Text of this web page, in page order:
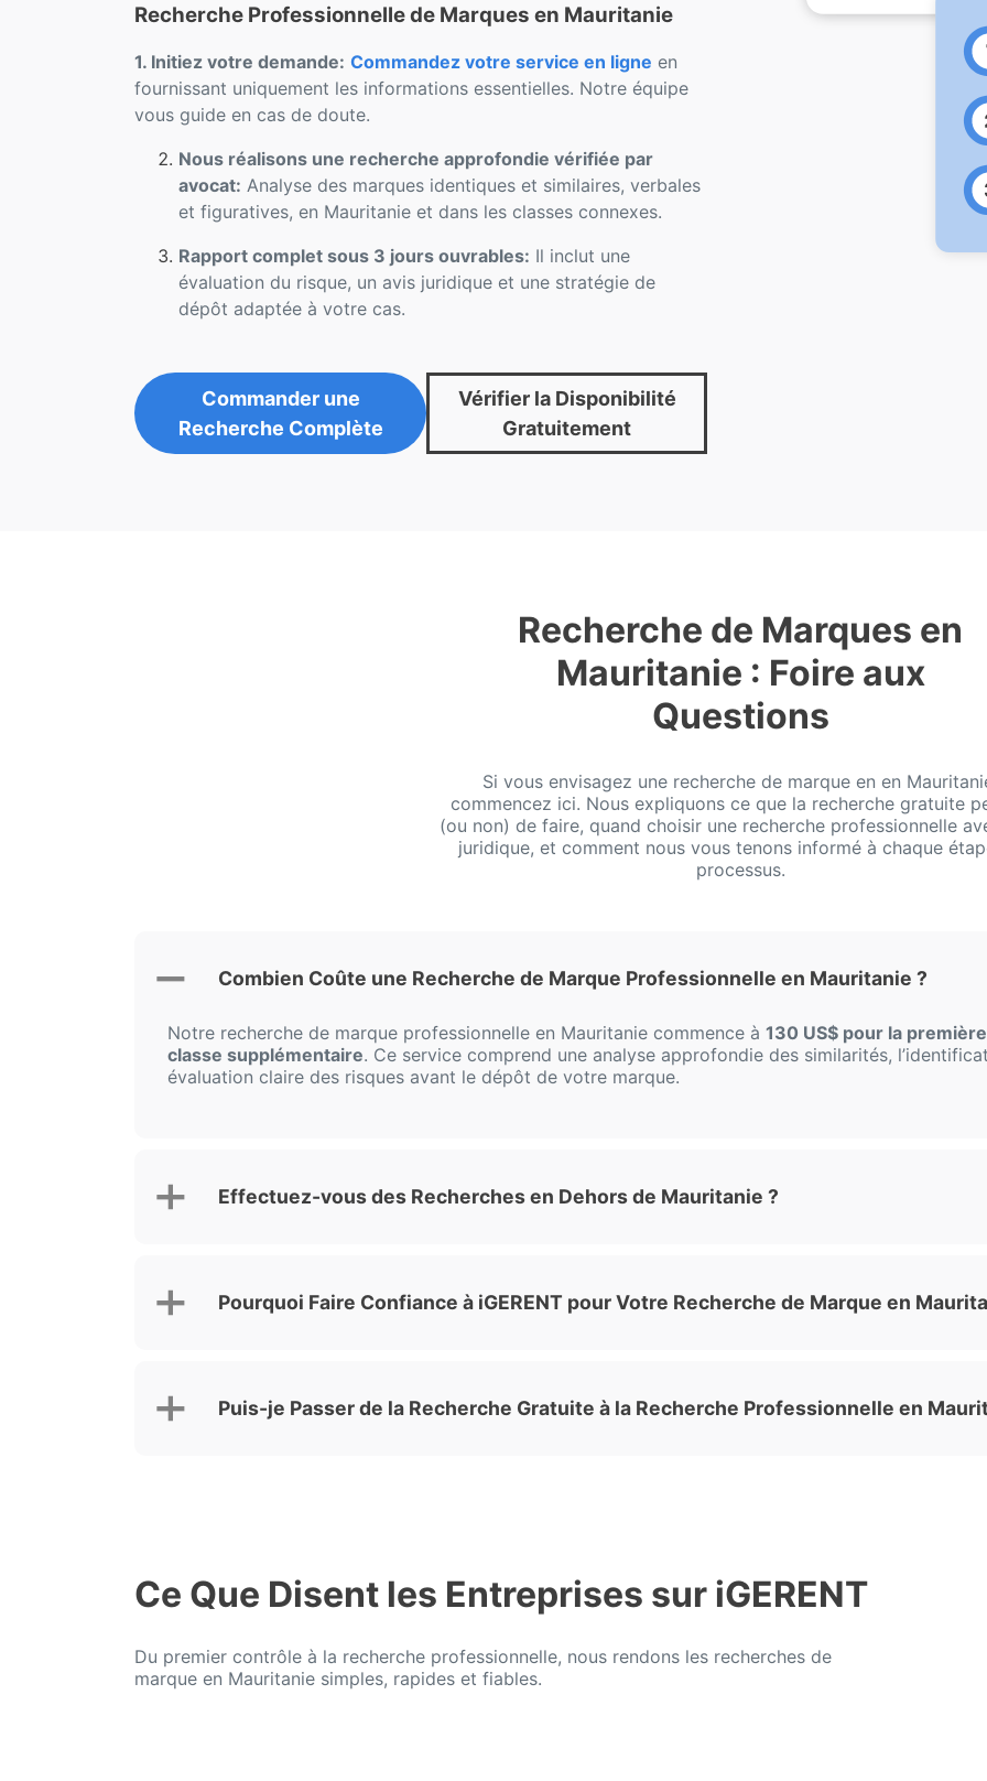
Recherche Professionnelle de Marques en Mauritanie
1. Initiez votre demande: Commandez votre service en ligne en
fournissant uniquement les informations essentielles. Notre équipe
vous guide en cas de doute.
Nous réalisons une recherche approfondie vérifiée par
avocat: Analyse des marques identiques et similaires, verbales
et figuratives, en Mauritanie et dans les classes connexes.
Rapport complet sous 3 jours ouvrables: Il inclut une
évaluation du risque, un avis juridique et une stratégie de
dépôt adaptée à votre cas.
Commander une
Recherche Complète
Vérifier la Disponibilité
Gratuitement
Recherche de Marques en
Mauritanie : Foire aux
Questions
Si vous envisagez une recherche de marque en en
commencez ici. Nous expliquons ce que la recherche gratuite
(ou non) de faire, quand choisir une recherche professionnelle
juridique, et comment nous vous tenons informé à chaque
processus.
Combien Coûte une Recherche de Marque Professionnelle en Mauritanie ?
Notre recherche de marque professionnelle en Mauritanie commence à 130 US$ pour la
classe supplémentaire. Ce service comprend une analyse approfondie des similarités,
évaluation claire des risques avant le dépôt de votre marque.
Effectuez-vous des Recherches en Dehors de Mauritanie ?
Pourquoi Faire Confiance à iGERENT pour Votre Recherche de Marque en
Puis-je Passer de la Recherche Gratuite à la Recherche Professionnelle en
Ce Que Disent les Entreprises sur iGERENT
Du premier contrôle à la recherche professionnelle, nous rendons les recherches de
marque en Mauritanie simples, rapides et fiables.